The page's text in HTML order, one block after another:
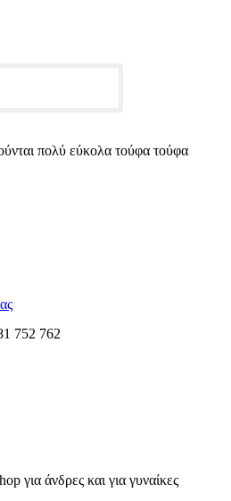
πολύ εύκολα τούφα τούφα
752 762
για άνδρες και για γυναίκες